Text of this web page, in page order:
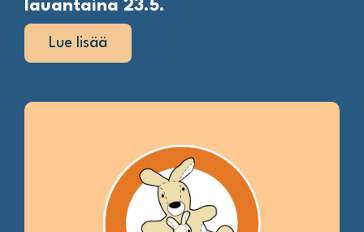
lauantaina 23.5.
Lue lisää